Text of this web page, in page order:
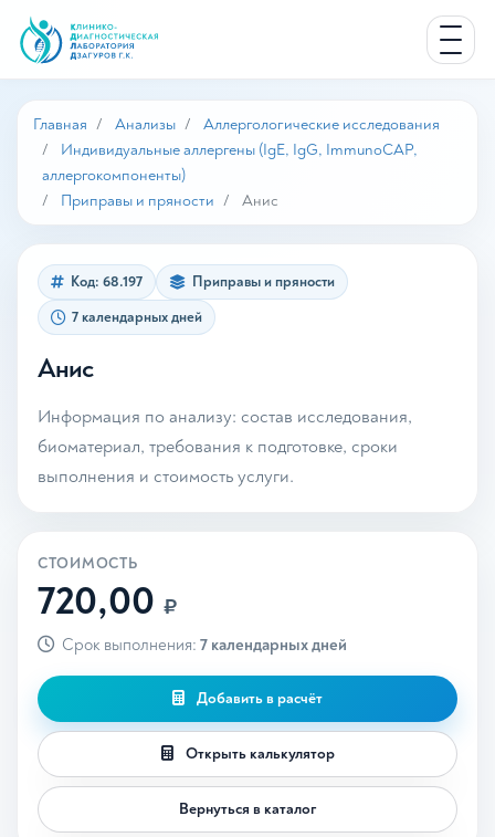
Главная Анализы
Аллергологические исследования
Индивидуальные аллергены (IgE, IgG, ImmunoCAP,
аллергокомпоненты)
Приправы и пряности
Анис
Код: 68.197
Приправы и пряности
7 календарных дней
Анис
Информация по анализу: состав исследования,
биоматериал, требования к подготовке, сроки
выполнения и стоимость услуги.
СТОИМОСТЬ
720,00 ₽
Срок выполнения: 7 календарных дней
Добавить в расчёт
Открыть калькулятор
Вернуться в каталог